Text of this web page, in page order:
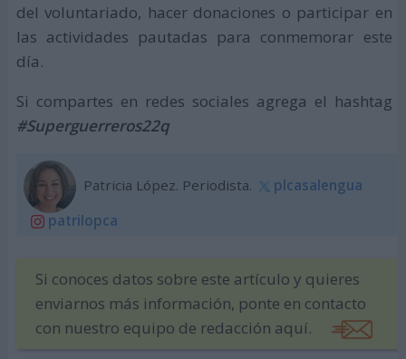
del voluntariado, hacer donaciones o participar en
las actividades pautadas para conmemorar este
día.
Si compartes en redes sociales agrega el hashtag
#Superguerreros22q
Patricia López. Periodista.
plcasalengua
patrilopca
Si conoces datos sobre este artículo y quieres
enviarnos más información, ponte en contacto
con nuestro equipo de redacción aquí.